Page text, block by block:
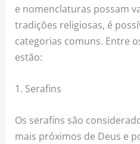
e nomenclaturas possam
tradições religiosas, é
categorias comuns. Entre
estão:
1. Serafins
Os serafins são
mais próximos de Deus e